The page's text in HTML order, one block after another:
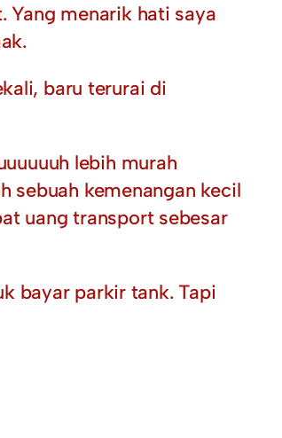
Yang menarik hati saya
baru terurai di
lebih murah
sebuah kemenangan kecil
uang transport sebesar
bayar parkir tank. Tapi